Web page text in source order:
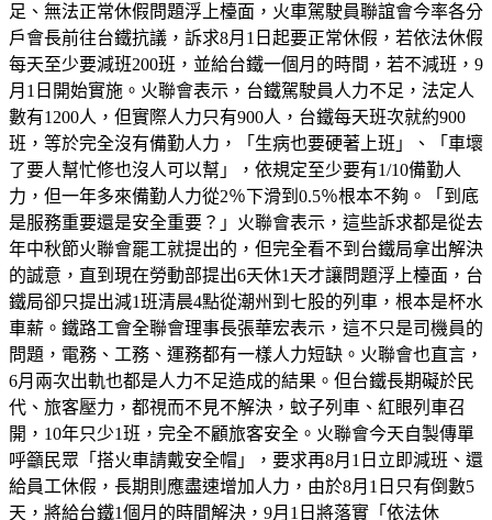
足、無法正常休假問題浮上檯面，火車駕駛員聯誼會今率各分
戶會長前往台鐵抗議，訴求8月1日起要正常休假，若依法休假
每天至少要減班200班，並給台鐵一個月的時間，若不減班，9
月1日開始實施。火聯會表示，台鐵駕駛員人力不足，法定人
數有1200人，但實際人力只有900人，台鐵每天班次就約900
班，等於完全沒有備勤人力，「生病也要硬著上班」、「車壞
了要人幫忙修也沒人可以幫」，依規定至少要有1/10備勤人
力，但一年多來備勤人力從2％下滑到0.5％根本不夠。「到底
是服務重要還是安全重要？」火聯會表示，這些訴求都是從去
年中秋節火聯會罷工就提出的，但完全看不到台鐵局拿出解決
的誠意，直到現在勞動部提出6天休1天才讓問題浮上檯面，台
鐵局卻只提出減1班清晨4點從潮州到七股的列車，根本是杯水
車薪。鐵路工會全聯會理事長張華宏表示，這不只是司機員的
問題，電務、工務、運務都有一樣人力短缺。火聯會也直言，
6月兩次出軌也都是人力不足造成的結果。但台鐵長期礙於民
代、旅客壓力，都視而不見不解決，蚊子列車、紅眼列車召
開，10年只少1班，完全不顧旅客安全。火聯會今天自製傳單
呼籲民眾「搭火車請戴安全帽」，要求再8月1日立即減班、還
給員工休假，長期則應盡速增加人力，由於8月1日只有倒數5
天，將給台鐵1個月的時間解決，9月1日將落實「依法休